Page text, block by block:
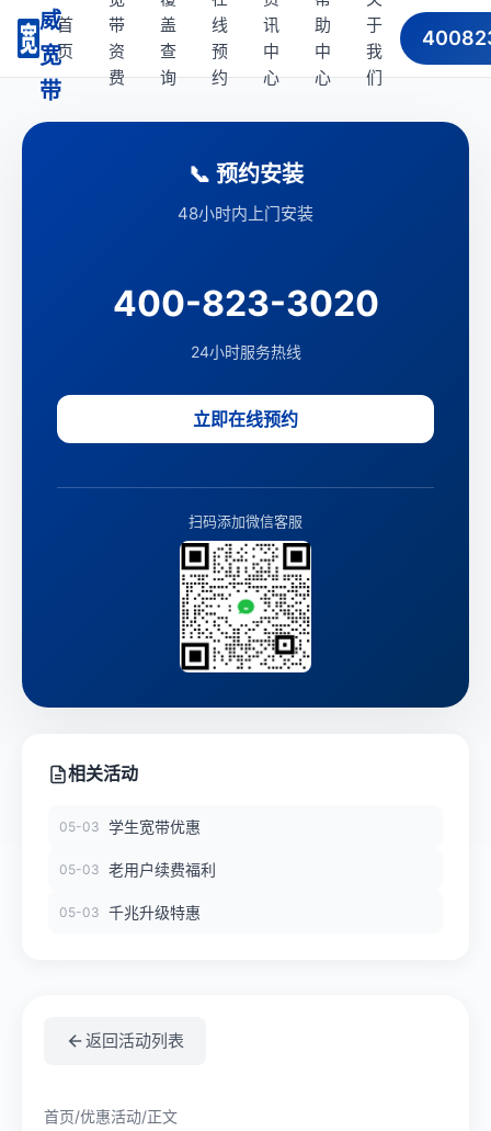
威
宽
带
首
页
带
资
费
盖
查
询
线
预
约
讯
中
心
助
中
心
于
我
们
返回活动列表
首页/优惠活动/正文
📞 预约安装
48小时内上门安装
400-823-3020
24小时服务热线
立即在线预约
扫码添加微信客服
相关活动
05-03 学生宽带优惠
05-03 老用户续费福利
05-03 千兆升级特惠